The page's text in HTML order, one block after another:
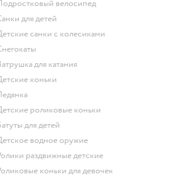
Подростковый велосипед
Санки для детей
Детские санки с колесиками
Снегокаты
Ватрушка для катания
Детские коньки
Ледянка
Детские роликовые коньки
Батуты для детей
Детское водное оружие
Ролики раздвижные детские
Роликовые коньки для девочек